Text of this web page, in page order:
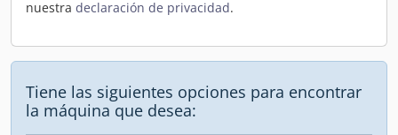
nuestra declaración de privacidad.
Tiene las siguientes opciones para encontrar
la máquina que desea: